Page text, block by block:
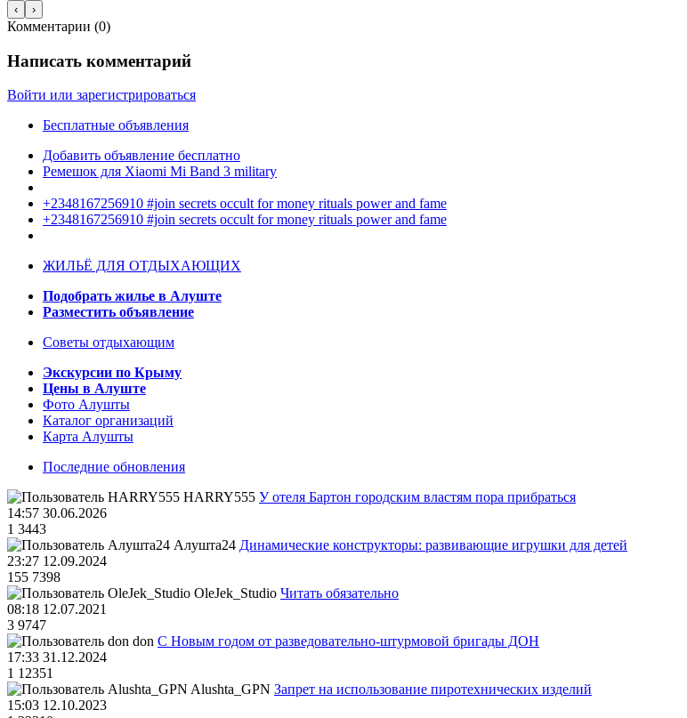
‹ ›
Комментарии (0)
Написать комментарий
Войти или зарегистрироваться
Бесплатные объявления
Добавить объявление бесплатно
Ремешок для Xiaomi Mi Band 3 military
+2348167256910 #join secrets occult for money rituals power and fame
+2348167256910 #join secrets occult for money rituals power and fame
ЖИЛЬЁ ДЛЯ ОТДЫХАЮЩИХ
Подобрать жилье в Алуште
Разместить объявление
Советы отдыхающим
Экскурсии по Крыму
Цены в Алуште
Фото Алушты
Каталог организаций
Карта Алушты
Последние обновления
HARRY555 У отеля Бартон городским властям пора прибраться
14:57 30.06.2026
1 3443
Алушта24 Динамические конструкторы: развивающие игрушки для детей
23:27 12.09.2024
155 7398
OleJek_Studio Читать обязательно
08:18 12.07.2021
3 9747
don С Новым годом от разведовательно-штурмовой бригады ДОН
17:33 31.12.2024
1 12351
Alushta_GPN Запрет на использование пиротехнических изделий
15:03 12.10.2023